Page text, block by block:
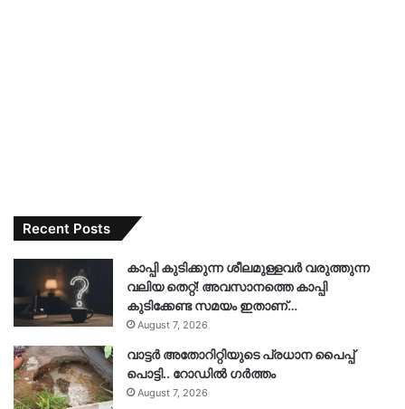
Recent Posts
കാപ്പി കുടിക്കുന്ന ശീലമുള്ളവർ വരുത്തുന്ന
വലിയ തെറ്റ്! അവസാനത്തെ കാപ്പി
കുടിക്കേണ്ട സമയം ഇതാണ്…
August 7, 2026
വാട്ടർ അതോറിറ്റിയുടെ പ്രധാന പൈപ്പ്
പൊട്ടി.. റോഡിൽ ഗർത്തം
August 7, 2026